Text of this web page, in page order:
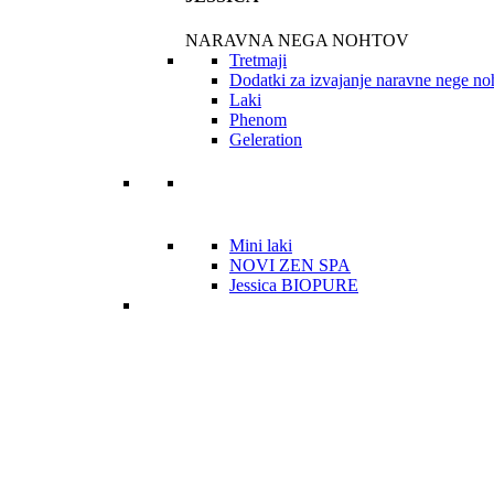
NARAVNA NEGA NOHTOV
Tretmaji
Dodatki za izvajanje naravne nege
Laki
Phenom
Geleration
Mini laki
NOVI ZEN SPA
Jessica BIOPURE